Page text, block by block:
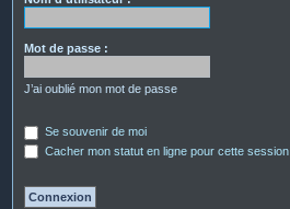
Mot de passe :
J’ai oublié mon mot de passe
Se souvenir de moi
Cacher mon statut en ligne pour cette session